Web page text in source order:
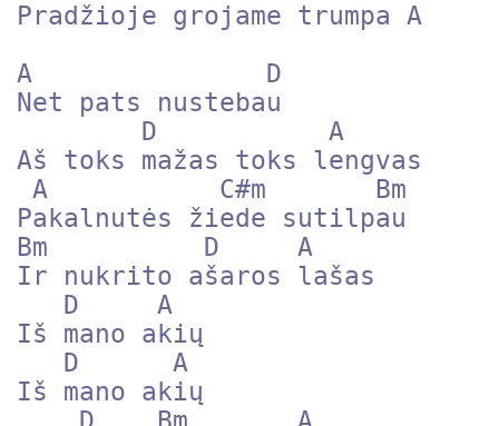
Pradžioje grojame trumpa A
A               D
Net pats nustebau
Aš toks mažas toks lengvas
Pakalnutės žiede sutilpau
Bm          D     A
Ir nukrito ašaros lašas
Iš mano akių
Iš mano akių